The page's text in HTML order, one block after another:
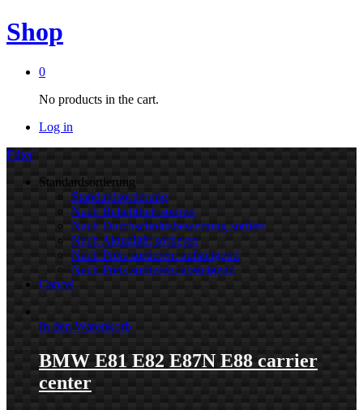
Shop
0
No products in the cart.
Log in
Filter
Standardsortierung
Standardsortierung
Nach Beliebtheit sortiert
Nach Durchschnittsbewertung sortiert
Nach Aktualität sortieren
Nach Preis sortieren: aufsteigend
Nach Preis sortieren: absteigend
Cancel
In den Warenkorb
BMW E81 E82 E87N E88 carrier
center